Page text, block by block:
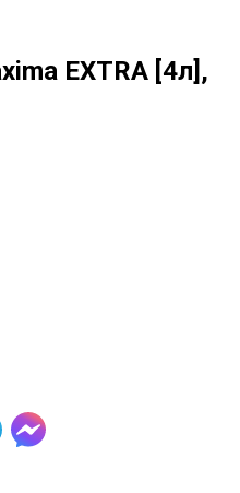
EXTRA [4л],